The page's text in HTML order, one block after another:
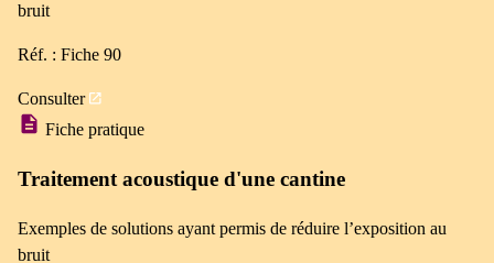
bruit
Réf. : Fiche 90
Consulter
Fiche pratique
Traitement acoustique d'une cantine
Exemples de solutions ayant permis de réduire l’exposition au
bruit